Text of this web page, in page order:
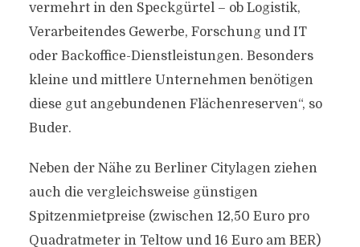
vermehrt in den Speckgürtel – ob Logistik,
Verarbeitendes Gewerbe, Forschung und IT
oder Backoffice-Dienstleistungen. Besonders
kleine und mittlere Unternehmen benötigen
diese gut angebundenen Flächenreserven“, so
Buder.
Neben der Nähe zu Berliner Citylagen ziehen
auch die vergleichsweise günstigen
Spitzenmietpreise (zwischen 12,50 Euro pro
Quadratmeter in Teltow und 16 Euro am BER)